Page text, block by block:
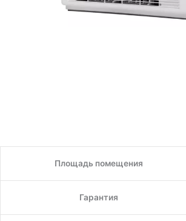
Площадь помещения
Гарантия